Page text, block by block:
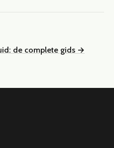
de complete gids →